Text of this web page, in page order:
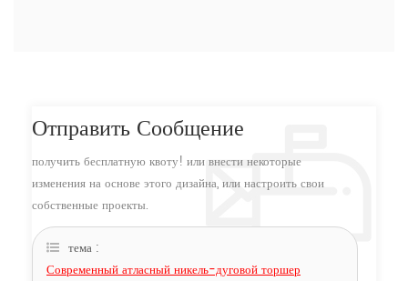
Отправить Сообщение
получить бесплатную квоту! или внести некоторые
изменения на основе этого дизайна, или настроить свои
собственные проекты.
тема :
Современный атласный никель-дуговой торшер